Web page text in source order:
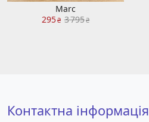
Marc
295₴ 3 795₴
Контактна інформація